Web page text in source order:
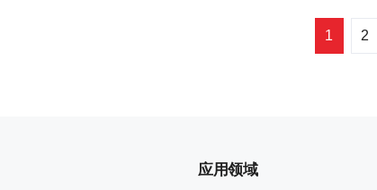
1 2
应用领域